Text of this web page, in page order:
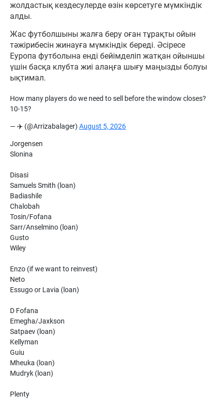
жолдастық кездесулерде өзін көрсетуге мүмкіндік
алды.
Жас футболшыны жалға беру оған тұрақты ойын
тәжірибесін жинауға мүмкіндік береді. Әсіресе
Еуропа футболына енді бейімделіп жатқан ойыншы
үшін басқа клубта жиі алаңға шығу маңызды болуы
ықтимал.
How many players do we need to sell before the window closes?
10-15?
— ✈️ (@Arrizabalager) August 5, 2026
Jorgensen
Slonina
Disasi
Samuels Smith (loan)
Badiashile
Chalobah
Tosin/Fofana
Sarr/Anselmino (loan)
Gusto
Wiley
Enzo (if we want to reinvest)
Neto
Essugo or Lavia (loan)
D Fofana
Emegha/Jaxkson
Satpaev (loan)
Kellyman
Guiu
Mheuka (loan)
Mudryk (loan)
Plenty